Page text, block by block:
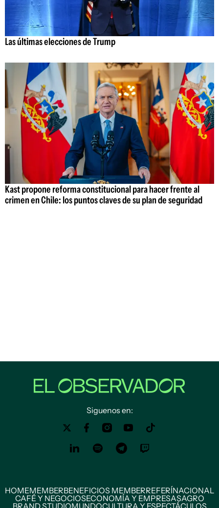
Las últimas elecciones de Trump
Kast propone reforma constitucional para hacer frente al
crimen en Chile: los puntos claves de su plan de seguridad
Siguenos en:
HOMEMEMBERBENEFICIOS MEMBERREFERÍNACIONAL
CAFÉ Y NEGOCIOSECONOMÍA Y EMPRESASAGRO